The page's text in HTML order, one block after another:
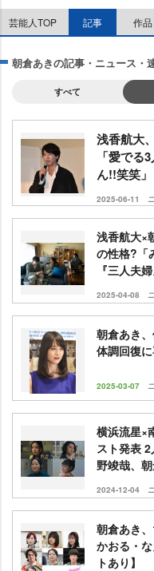
芸能人TOP 記事 作品
朝倉あきの記事・ニュース・
すべて
浅香航大
「愛でる
ん!!笑笑」
2025-06-11
浅香航大×
の性格?「
『三人夫
2025-04-08
朝倉あき
体調回復
2025-03-07
横浜流星×
スト発表
野竣哉、
2024-12-04
朝倉あき
かおる・
トあり】